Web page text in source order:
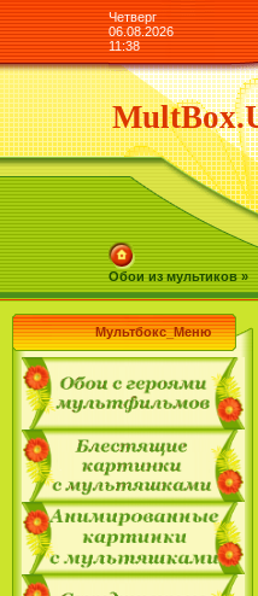
Четверг
06.08.2026
11:38
Обои из мультиков »
Мультбокс_Меню